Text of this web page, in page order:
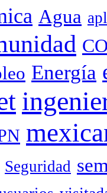
Agua
Energía
Seguridad